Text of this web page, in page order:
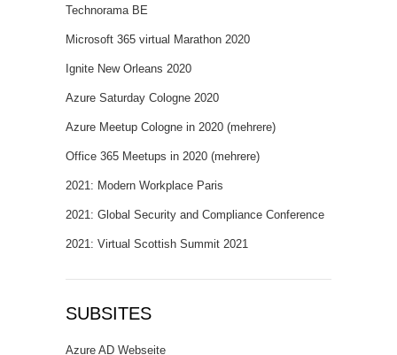
Technorama BE
Microsoft 365 virtual Marathon 2020
Ignite New Orleans 2020
Azure Saturday Cologne 2020
Azure Meetup Cologne in 2020 (mehrere)
Office 365 Meetups in 2020 (mehrere)
2021: Modern Workplace Paris
2021: Global Security and Compliance Conference
2021: Virtual Scottish Summit 2021
SUBSITES
Azure AD Webseite